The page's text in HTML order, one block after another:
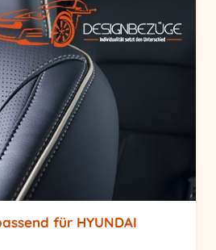
für HYUNDAI